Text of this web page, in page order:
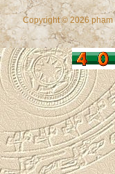
Copyright © 2026